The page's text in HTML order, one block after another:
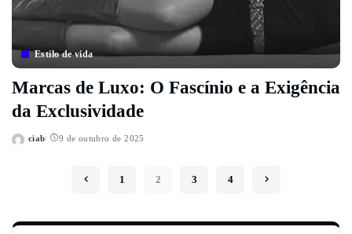
Estilo de vida
Marcas de Luxo: O Fascínio e a Exigência
da Exclusividade
Posted
ciab 9 de outubro de 2025
1 2 3 4